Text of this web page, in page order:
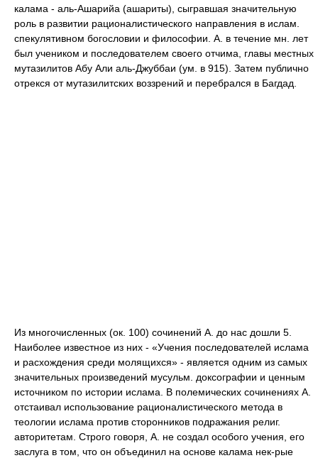
калама - аль-Ашарийа (ашариты), сыгравшая значительную
роль в развитии рационалистического направления в ислам.
спекулятивном богословии и философии. А. в течение мн. лет
был учеником и последователем своего отчима, главы местных
мутазилитов Абу Али аль-Джуббаи (ум. в 915). Затем публично
отрекся от мутазилитских воззрений и перебрался в Багдад.
Из многочисленных (ок. 100) сочинений А. до нас дошли 5.
Наиболее известное из них - «Учения последователей ислама
и расхождения среди молящихся» - является одним из самых
значительных произведений мусульм. доксографии и ценным
источником по истории ислама. В полемических сочинениях А.
отстаивал использование рационалистического метода в
теологии ислама против сторонников подражания религ.
авторитетам. Строго говоря, А. не создал особого учения, его
заслуга в том, что он объединил на основе калама нек-рые